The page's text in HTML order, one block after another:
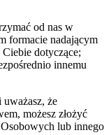
od nas w
formacie nadającym
dotyczące;
innemu
uważasz, że
możesz złożyć
lub innego